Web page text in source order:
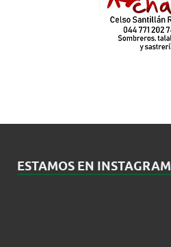
ESTAMOS EN INSTAGRAM